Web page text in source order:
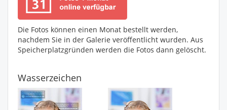
Die Fotos können einen Monat bestellt werden,
nachdem Sie in der Galerie veröffentlicht wurden. Aus
Speicherplatzgründen werden die Fotos dann gelöscht.
Wasserzeichen